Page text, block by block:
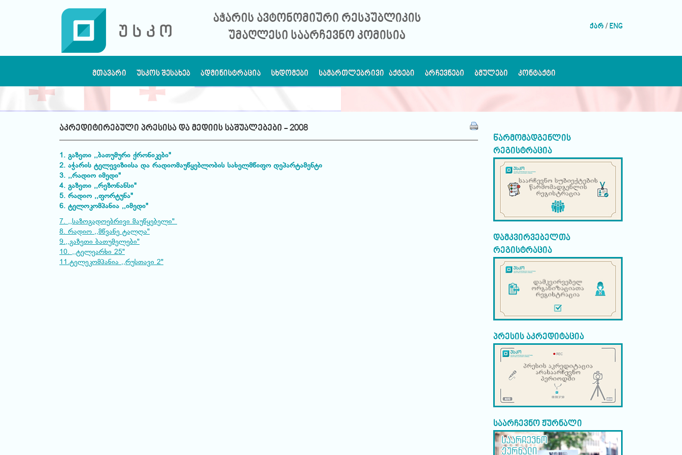
აჭარის ავტონომიური რესპუბლიკის
უმაღლესი საარჩევნო კომისია
ქარ /ENG
ᲛᲗᲐᲕᲐᲠᲘ ᲣᲡᲙᲝᲡ ᲨᲔᲡᲐᲮᲔᲑ ᲐᲓᲛᲘᲜᲘᲡᲢᲠᲐᲪᲘᲐ ᲡᲮᲓᲝᲛᲔᲑᲘ ᲡᲐᲛᲐᲠᲗᲚᲔᲑᲠᲘᲕᲘ ᲐᲥᲢᲔᲑᲘ ᲐᲠᲩᲔᲕᲜᲔᲑᲘ ᲑᲛᲣᲚᲔᲑᲘ ᲙᲝᲜᲢᲐᲥᲢᲘ
აკრედიტირებული პრესისა და მედიის საშუალებები - 2008
1. გაზეთი ,,ბათუმური ქრონიკები"
2. აჭარის ტელევიზიისა და რადიომაუწყებლობის სახელმწიფო დეპარტამენტი
3. ,,რადიო იმედი"
4. გაზეთი ,,რეზონანსი"
5. რადიო ,,ფორტუნა"
6. ტელოკომპანია ,,იმედი"
7. ,,საზოგადოებრივი მაუწყებელი"
8. რადიო ,,მწვანე ტალღა"
9.,,გაზეთი ბათუმელები"
10. ,,ტელეარხი 25"
11.ტელეკომპანია ,,რუსთავი 2"
წარმომადგენლის
რეგისტრაცია
დამკვირვებელთა
რეგისტრაცია
პრესის აკრედიტაცია
საარჩევნო ჟურნალი